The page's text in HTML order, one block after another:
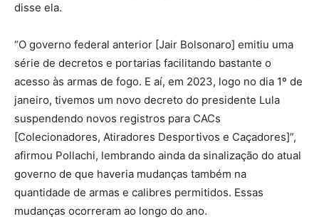
disse ela.
“O governo federal anterior [Jair Bolsonaro] emitiu uma
série de decretos e portarias facilitando bastante o
acesso às armas de fogo. E aí, em 2023, logo no dia 1º de
janeiro, tivemos um novo decreto do presidente Lula
suspendendo novos registros para CACs
[Colecionadores, Atiradores Desportivos e Caçadores]”,
afirmou Pollachi, lembrando ainda da sinalização do atual
governo de que haveria mudanças também na
quantidade de armas e calibres permitidos. Essas
mudanças ocorreram ao longo do ano.